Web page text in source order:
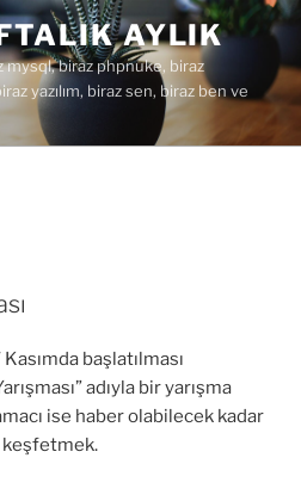
AYLIK
mysql, biraz phpnuke, biraz
yazılım, biraz sen, biraz ben ve
başlatılması
adıyla bir yarışma
ise haber olabilecek kadar
keşfetmek.